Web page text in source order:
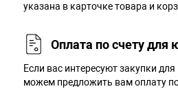
указана в карточке товара и
Оплата по счету для
Если вас интересуют закупки
можем предложить вам оплату